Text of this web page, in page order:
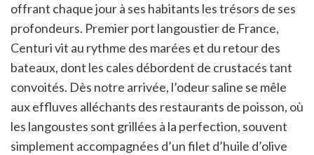
offrant chaque jour à ses habitants les trésors de ses
profondeurs. Premier port langoustier de France,
Centuri vit au rythme des marées et du retour des
bateaux, dont les cales débordent de crustacés tant
convoités. Dès notre arrivée, l’odeur saline se mêle
aux effluves alléchants des restaurants de poisson, où
les langoustes sont grillées à la perfection, souvent
simplement accompagnées d’un filet d’huile d’olive